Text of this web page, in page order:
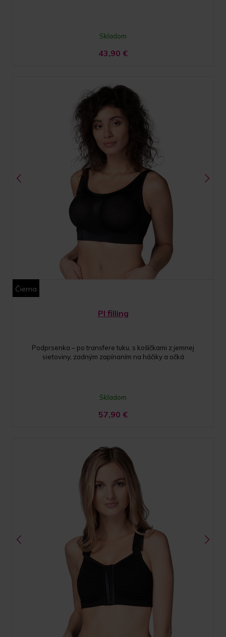
Skladom
43,90 €
Čierna
PI filling
Podprsenka – po transfere tuku, s košíčkami z jemnej
sieťoviny, zadným zapínaním na háčiky a očká
Skladom
57,90 €